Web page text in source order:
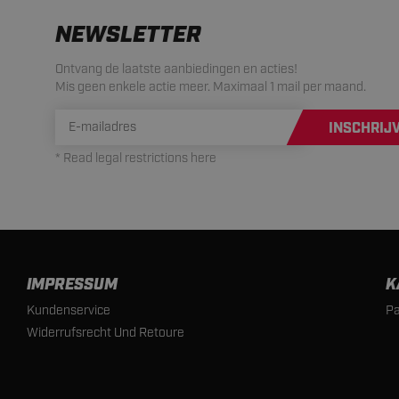
NEWSLETTER
Ontvang de laatste aanbiedingen en acties!
Mis geen enkele actie meer. Maximaal 1 mail per maand.
* Read legal restrictions here
IMPRESSUM
Kundenservice
Widerrufsrecht Und Retoure